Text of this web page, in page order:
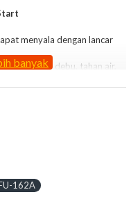
menyala dengan lancar
agar tahan debu, tahan air,
162A